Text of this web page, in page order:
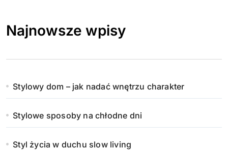
Najnowsze wpisy
Stylowy dom – jak nadać wnętrzu charakter
Stylowe sposoby na chłodne dni
Styl życia w duchu slow living